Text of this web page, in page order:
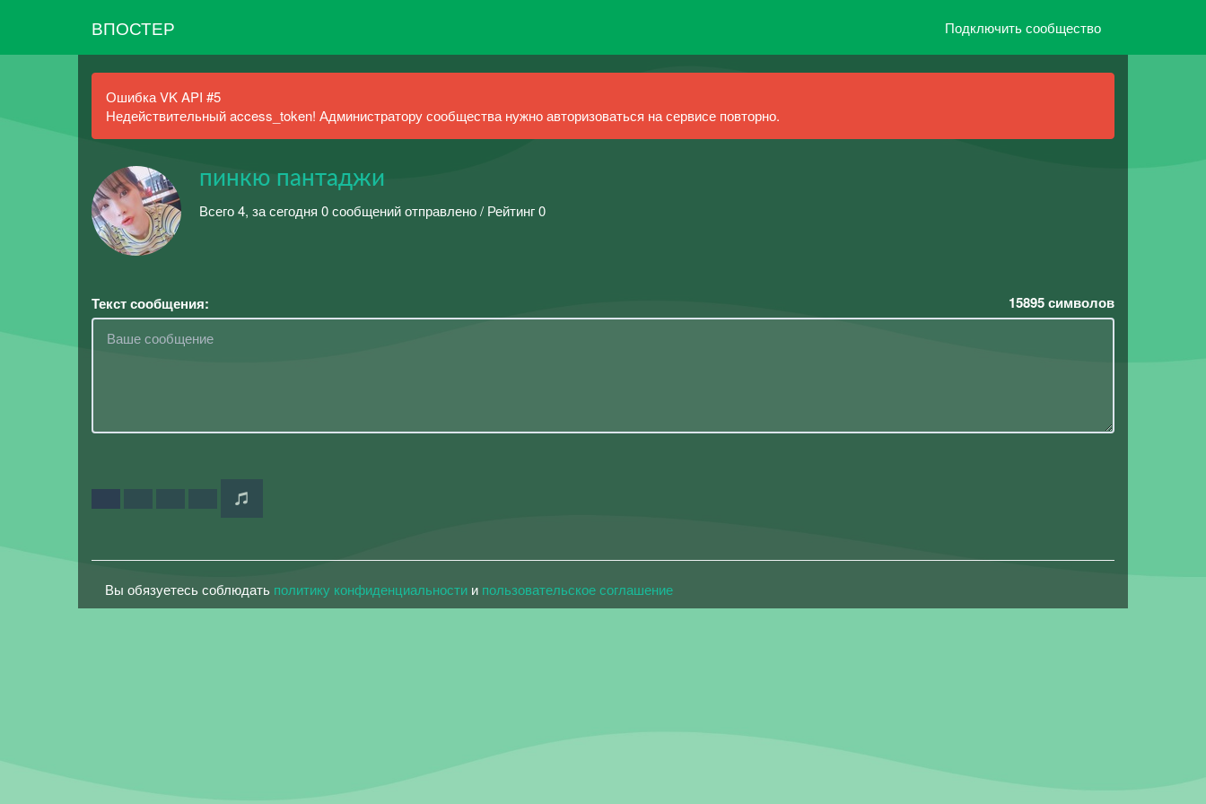
ВПОСТЕР Подключить сообщество
Ошибка VK API #5
Недействительный access_token! Администратору сообщества нужно авторизоваться на сервисе повторно.
пинкю пантаджи
Всего 4, за сегодня 0 сообщений отправлено / Рейтинг 0
Текст сообщения: 15895символов
Вы обязуетесь соблюдать политику конфиденциальности и пользовательское соглашение